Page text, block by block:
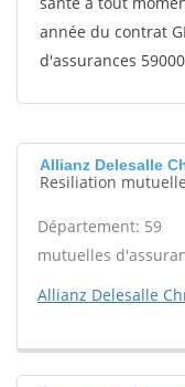
année du contrat
d'assurances 59000
Allianz Delesalle
Resiliation mutuelle
Département: 59
mutuelles
Allianz Delesalle